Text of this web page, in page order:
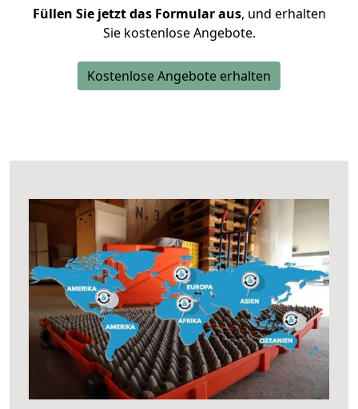
Füllen Sie jetzt das Formular aus, und erhalten
Sie kostenlose Angebote.
Kostenlose Angebote erhalten